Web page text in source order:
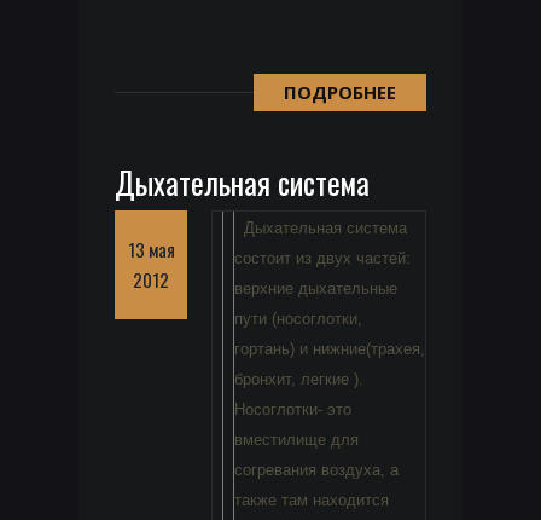
ПОДРОБНЕЕ
Дыхательная система
13 мая
2012
Дыхательная система
состоит из двух частей:
верхние дыхательные
пути (носоглотки,
гортань) и нижние(трахея,
бронхит, легкие ).
Носоглотки- это
вместилище для
согревания воздуха, а
также там находится